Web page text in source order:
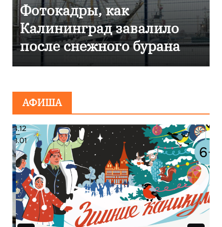
Фоторепортаж как в
Калининграде
эвакуировали ТЦ из-за
сообщения о
АФИША